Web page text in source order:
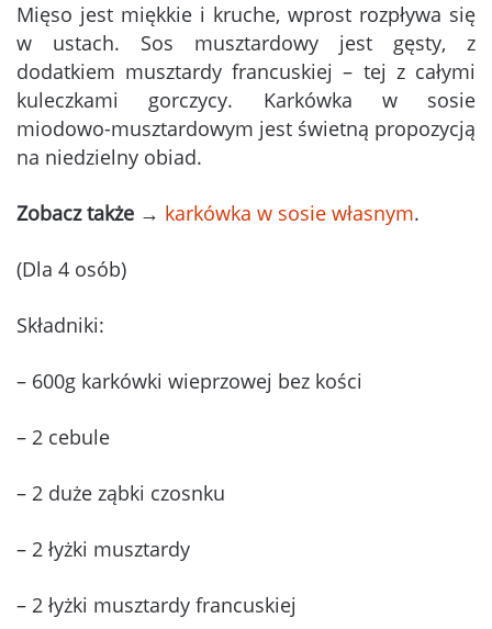
Mięso jest miękkie i kruche, wprost rozpływa się
w ustach. Sos musztardowy jest gęsty, z
dodatkiem musztardy francuskiej – tej z całymi
kuleczkami gorczycy. Karkówka w sosie
miodowo-musztardowym jest świetną propozycją
na niedzielny obiad.
Zobacz także → karkówka w sosie własnym.
(Dla 4 osób)
Składniki:
– 600g karkówki wieprzowej bez kości
– 2 cebule
– 2 duże ząbki czosnku
– 2 łyżki musztardy
– 2 łyżki musztardy francuskiej